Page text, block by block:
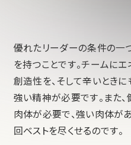
優れたリーダーの条件の一
を持つことです。チームに
創造性を、そして辛いとき
強い精神が必要です。また
肉体が必要で、強い肉体が
回ベストを尽くせるのです。